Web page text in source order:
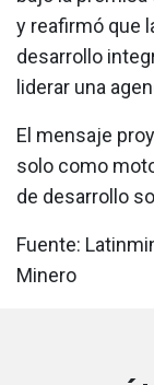
y reafirmó que
desarrollo
liderar una
El mensaje
solo como
de desarrollo
Fuente:
Minero